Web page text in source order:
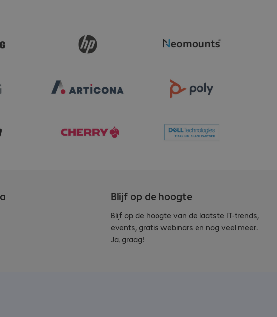
Blijf op de hoogte
Blijf op de hoogte van de laatste IT-trends,
events, gratis webinars en nog veel meer.
Ja, graag!